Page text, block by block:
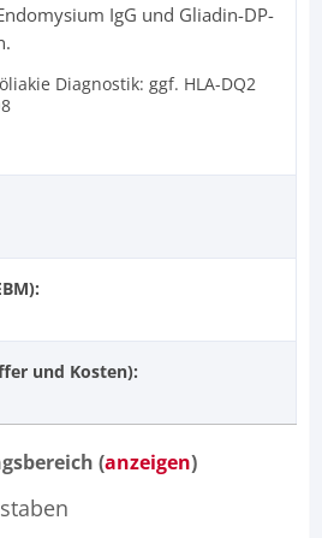
IgG und Gliadin-DP-
Diagnostik: ggf. HLA-DQ2
und Kosten):
(anzeigen)